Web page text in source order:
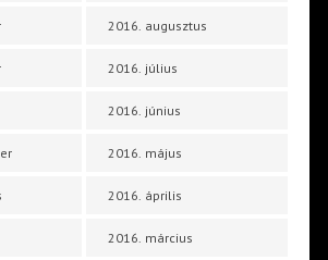
2016. augusztus
2016. július
2016. június
2016. május
2016. április
2016. március